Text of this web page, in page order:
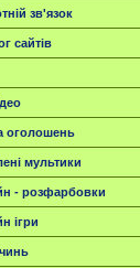
зв'язок
сайтів
оголошень
мультики
- розфарбовки
ігри